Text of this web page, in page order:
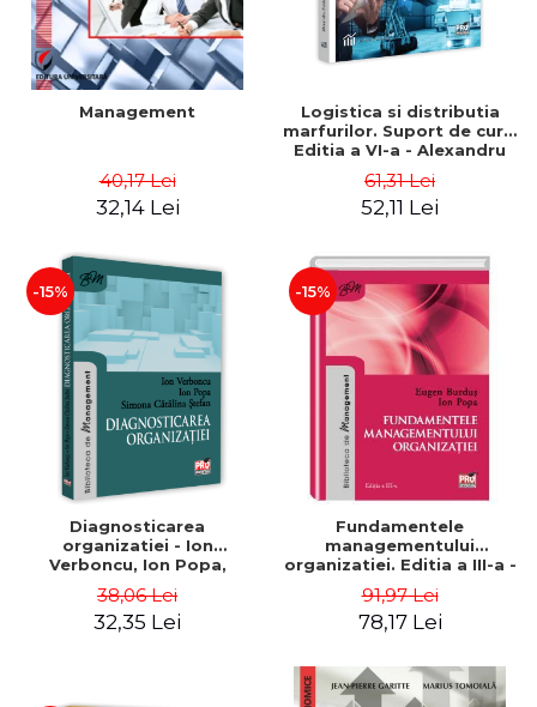
Management
40,17 Lei
32,14 Lei
Logistica si distributia
marfurilor. Suport de curs.
Editia a VI-a - Alexandru
61,31 Lei
52,11 Lei
-15%
Diagnosticarea
organizatiei - Ion
Verboncu, Ion Popa,
38,06 Lei
32,35 Lei
-15%
Fundamentele
managementului
organizatiei. Editia a III-a -
91,97 Lei
78,17 Lei